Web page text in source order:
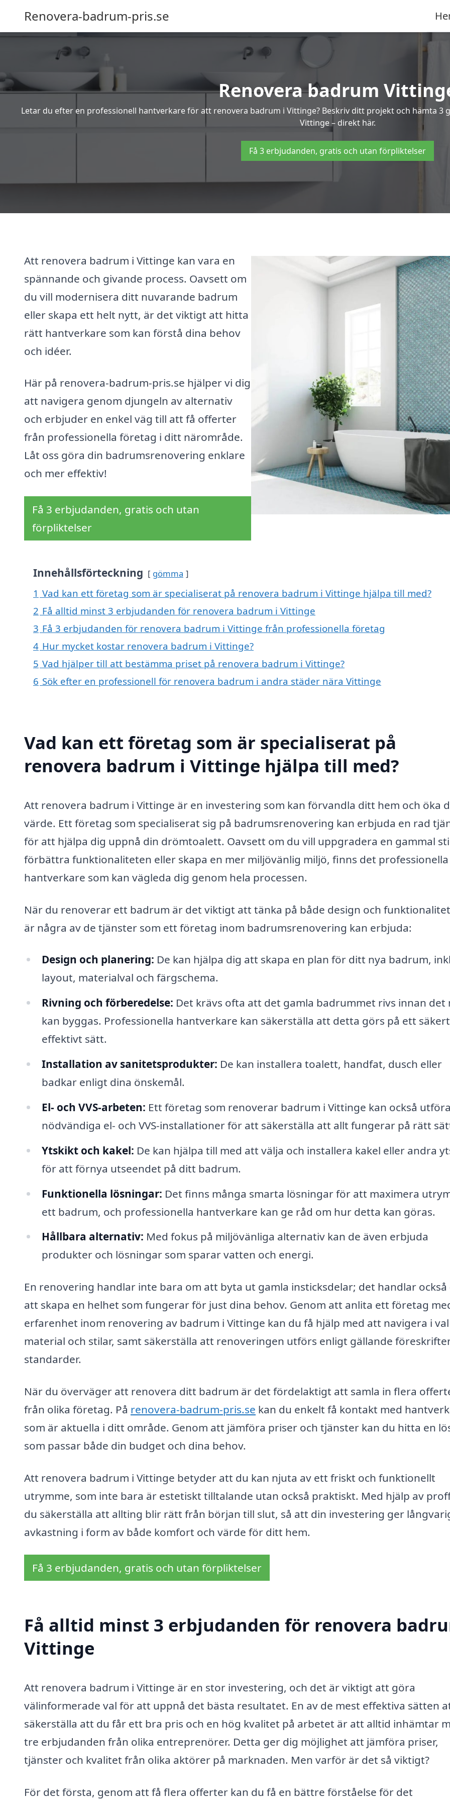
Renovera-badrum-pris.se
Renovera badrum
Letar du efter en professionell hantverkare för att renovera badrum i Vittinge? Beskriv ditt projekt och hämta
Vittinge – direkt här.
Få 3 erbjudanden, gratis och utan förpliktelser
Att renovera badrum i Vittinge kan vara en
spännande och givande process. Oavsett om
du vill modernisera ditt nuvarande badrum
eller skapa ett helt nytt, är det viktigt att hitta
rätt hantverkare som kan förstå dina behov
och idéer.
Här på renovera-badrum-pris.se hjälper vi dig
att navigera genom djungeln av alternativ
och erbjuder en enkel väg till att få offerter
från professionella företag i ditt närområde.
Låt oss göra din badrumsrenovering enklare
och mer effektiv!
Få 3 erbjudanden, gratis och utan
förpliktelser
Innehållsförteckning gömma
1 Vad kan ett företag som är specialiserat på renovera badrum i Vittinge hjälpa till med?
2 Få alltid minst 3 erbjudanden för renovera badrum i Vittinge
3 Få 3 erbjudanden för renovera badrum i Vittinge från professionella företag
4 Hur mycket kostar renovera badrum i Vittinge?
5 Vad hjälper till att bestämma priset på renovera badrum i Vittinge?
6 Sök efter en professionell för renovera badrum i andra städer nära Vittinge
Vad kan ett företag som är specialiserat på
renovera badrum i Vittinge hjälpa till med?
Att renovera badrum i Vittinge är en investering som kan förvandla ditt hem och öka
värde. Ett företag som specialiserat sig på badrumsrenovering kan erbjuda en rad
för att hjälpa dig uppnå din drömtoalett. Oavsett om du vill uppgradera en gammal
förbättra funktionaliteten eller skapa en mer miljövänlig miljö, finns det professionella
hantverkare som kan vägleda dig genom hela processen.
När du renoverar ett badrum är det viktigt att tänka på både design och
är några av de tjänster som ett företag inom badrumsrenovering kan erbjuda:
Design och planering: De kan hjälpa dig att skapa en plan för ditt nya badrum,
layout, materialval och färgschema.
Rivning och förberedelse: Det krävs ofta att det gamla badrummet rivs innan det
kan byggas. Professionella hantverkare kan säkerställa att detta görs på ett
effektivt sätt.
Installation av sanitetsprodukter: De kan installera toalett, handfat, dusch eller
badkar enligt dina önskemål.
El- och VVS-arbeten: Ett företag som renoverar badrum i Vittinge kan också utföra
nödvändiga el- och VVS-installationer för att säkerställa att allt fungerar på rätt
Ytskikt och kakel: De kan hjälpa till med att välja och installera kakel eller andra
för att förnya utseendet på ditt badrum.
Funktionella lösningar: Det finns många smarta lösningar för att maximera
ett badrum, och professionella hantverkare kan ge råd om hur detta kan göras.
Hållbara alternativ: Med fokus på miljövänliga alternativ kan de även erbjuda
produkter och lösningar som sparar vatten och energi.
En renovering handlar inte bara om att byta ut gamla insticksdelar; det handlar också
att skapa en helhet som fungerar för just dina behov. Genom att anlita ett företag
erfarenhet inom renovering av badrum i Vittinge kan du få hjälp med att navigera i
material och stilar, samt säkerställa att renoveringen utförs enligt gällande
standarder.
När du överväger att renovera ditt badrum är det fördelaktigt att samla in flera
från olika företag. På renovera-badrum-pris.se kan du enkelt få kontakt med
som är aktuella i ditt område. Genom att jämföra priser och tjänster kan du hitta en
som passar både din budget och dina behov.
Att renovera badrum i Vittinge betyder att du kan njuta av ett friskt och funktionellt
utrymme, som inte bara är estetiskt tilltalande utan också praktiskt. Med hjälp av
du säkerställa att allting blir rätt från början till slut, så att din investering ger
avkastning i form av både komfort och värde för ditt hem.
Få 3 erbjudanden, gratis och utan förpliktelser
Få alltid minst 3 erbjudanden för renovera
Vittinge
Att renovera badrum i Vittinge är en stor investering, och det är viktigt att göra
välinformerade val för att uppnå det bästa resultatet. En av de mest effektiva sätten
säkerställa att du får ett bra pris och en hög kvalitet på arbetet är att alltid inhämtar
tre erbjudanden från olika entreprenörer. Detta ger dig möjlighet att jämföra priser,
tjänster och kvalitet från olika aktörer på marknaden. Men varför är det så viktigt?
För det första, genom att få flera offerter kan du få en bättre förståelse för det